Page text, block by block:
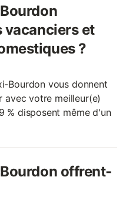
et
?
Bourdon vous donnent
avec votre meilleur(e)
% disposent même d'un
offrent-